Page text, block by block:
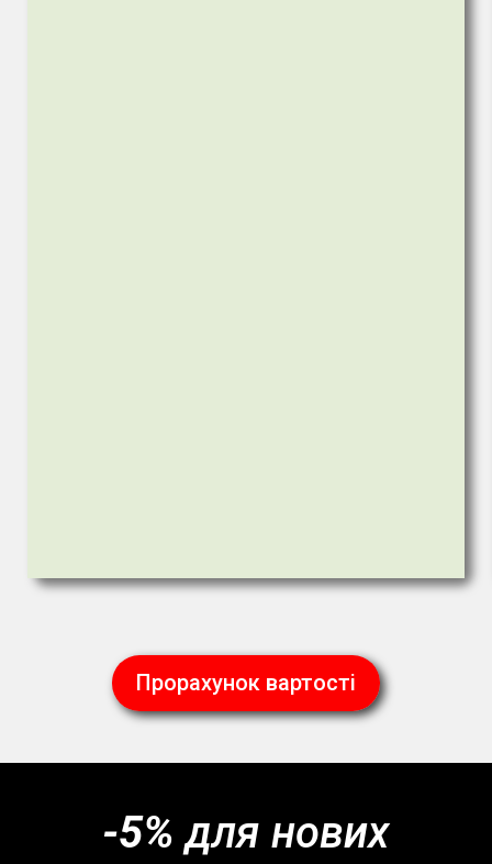
Прорахунок вартості
-5% для нових